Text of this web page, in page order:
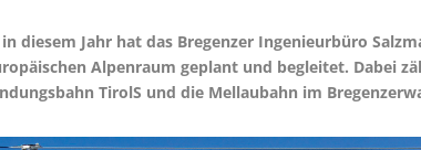
diesem Jahr hat das Bregenzer Ingenieurbüro
Alpenraum geplant und begleitet. Dabei
TirolS und die Mellaubahn im